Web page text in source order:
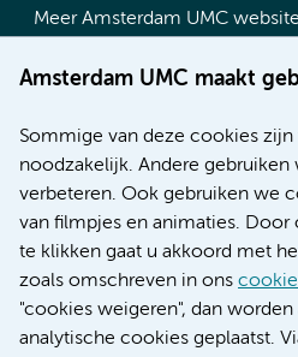
Amsterdam UMC maakt
Sommige van deze cookies
noodzakelijk. Andere
verbeteren. Ook gebruiken we
van filmpjes en animaties. Door
te klikken gaat u akkoord met
zoals omschreven in ons
"cookies weigeren", dan
analytische cookies geplaatst.
Meer Amsterdam UMC
Werken bij Amsterdam UMC
Nieuws
Research
Educatie locatie AMC
Educatie locatie VUmc
Verwijzen & diagnostiek